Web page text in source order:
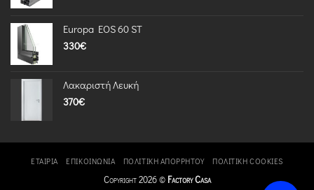
Europa EOS 60 ST
330€
Λακαριστή Λευκή
370€
ΕΤΑΙΡΊΑ ΕΠΙΚΟΙΝΩΝΊΑ ΠΟΛΙΤΙΚΉ ΑΠΟΡΡΉΤΟΥ ΠΟΛΙΤΙΚΉ COOKIES
Copyright 2026 © Factory Casa